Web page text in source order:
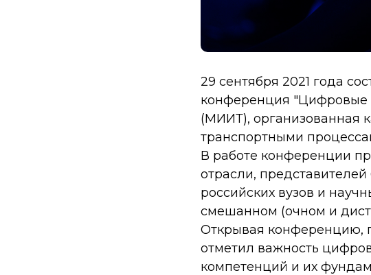
29 сентября 2021 года
конференция "Цифровые
(МИИТ), организованная
транспортными
В работе конференции
отрасли,
российских вузов и
смешанном (очном и
Открывая конференцию,
отметил важность
компетенций и их